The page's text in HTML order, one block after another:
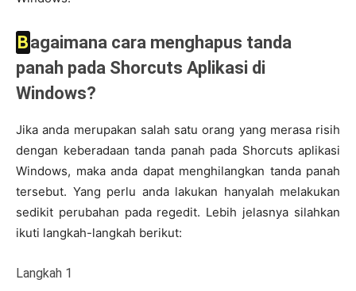
Bagaimana cara menghapus tanda
panah pada Shorcuts Aplikasi di
Windows?
Jika anda merupakan salah satu orang yang merasa risih
dengan keberadaan tanda panah pada Shorcuts aplikasi
Windows, maka anda dapat menghilangkan tanda panah
tersebut. Yang perlu anda lakukan hanyalah melakukan
sedikit perubahan pada regedit. Lebih jelasnya silahkan
ikuti langkah-langkah berikut:
Langkah 1